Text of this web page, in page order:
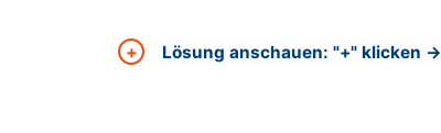
Lösung anschauen: "+" klicken →